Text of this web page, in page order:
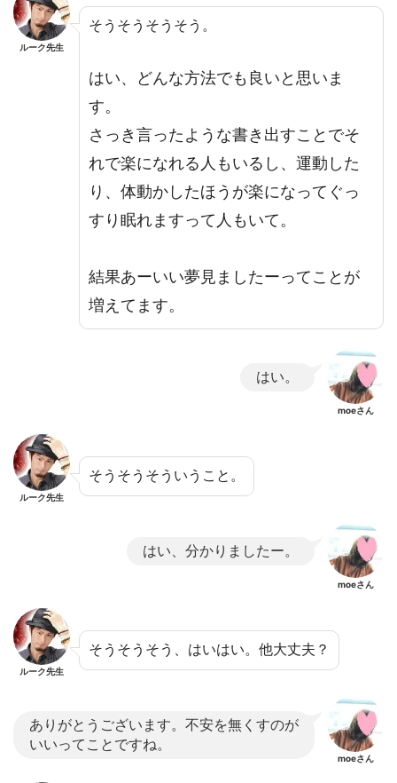
ルーク先生
そうそうそうそう。
はい、どんな方法でも良いと思いま
す。
さっき言ったような書き出すことでそ
れで楽になれる人もいるし、運動した
り、体動かしたほうが楽になってぐっ
すり眠れますって人もいて。
結果あーいい夢見ましたーってことが
増えてます。
はい。
moeさん
ルーク先生
そうそうそういうこと。
はい、分かりましたー。
moeさん
ルーク先生
そうそうそう、はいはい。他大丈夫？
ありがとうございます。不安を無くすのが
いいってことですね。
moeさん